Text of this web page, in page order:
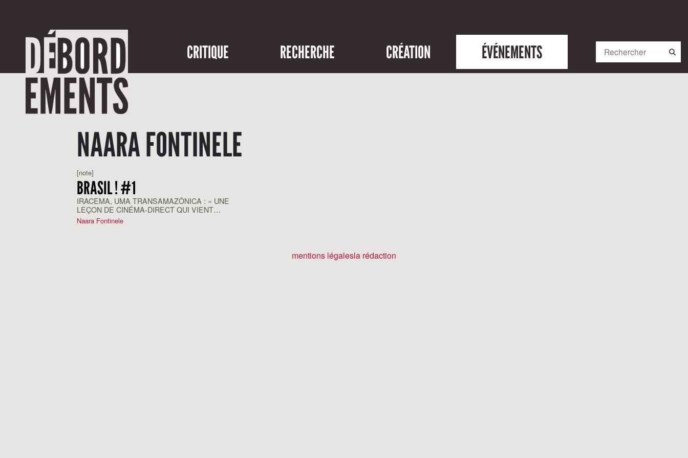
CRITIQUE RECHERCHE CRÉATION ÉVÉNEMENTS
NAARA FONTINELE
[note]
BRASIL ! #1
IRACEMA, UMA TRANSAMAZÔNICA : « UNE
LEÇON DE CINÉMA-DIRECT QUI VIENT
D’AMAZONIE »
Naara Fontinele
mentions légalesla rédaction